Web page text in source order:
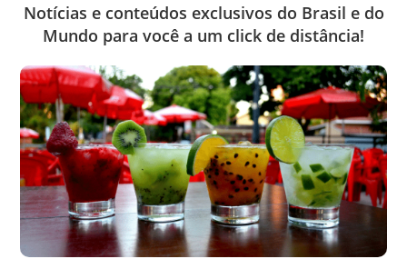
Notícias e conteúdos exclusivos do Brasil e do
Mundo para você a um click de distância!